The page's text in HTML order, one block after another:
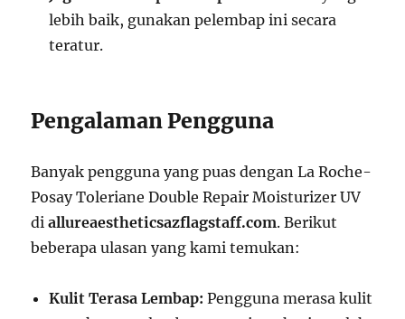
lebih baik, gunakan pelembap ini secara
teratur.
Pengalaman Pengguna
Banyak pengguna yang puas dengan La Roche-
Posay Toleriane Double Repair Moisturizer UV
diallureaestheticsazflagstaff.com. Berikut
beberapa ulasan yang kami temukan:
Kulit Terasa Lembap: Pengguna merasa kulit